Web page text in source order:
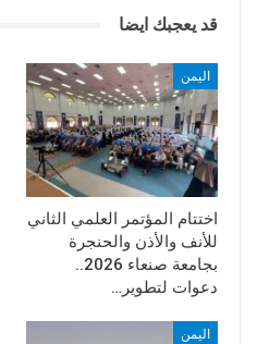
قد يعجبك ايضا
اليمن
اختتام المؤتمر العلمي الثاني
للأنف والأذن والحنجرة
بجامعة صنعاء 2026..
دعوات لتطوير…
اليمن